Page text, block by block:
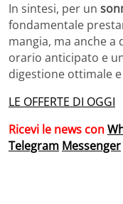
In sintesi, per un
fondamentale
mangia, ma anche a
orario anticipato e
digestione ottimale
LE OFFERTE DI OGGI
Ricevi le news con
Telegram Messenger